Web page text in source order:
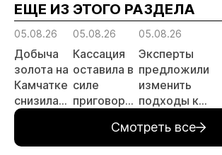
ЕЩЕ ИЗ ЭТОГО РАЗДЕЛА
05.08.26
Добыча
золота на
Камчатке
снизилась
на 20,3%
полугодии
05.08.26
Кассация
оставила в
силе
приговор
незаконной
добыче 43
05.08.26
Эксперты
предложили
изменить
подходы к
россыпной
золотодобычи
Смотреть все